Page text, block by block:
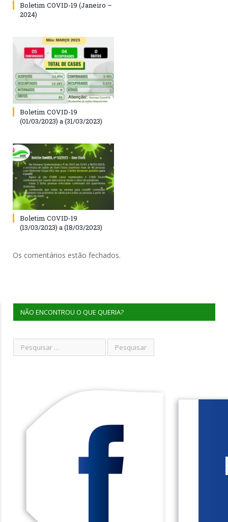
Boletim COVID-19 (Janeiro –
2024)
Boletim COVID-19
(01/03/2023) a (31/03/2023)
Boletim COVID-19
(13/03/2023) a (18/03/2023)
Os comentários estão fechados.
NÃO ENCONTROU O QUE QUERIA?